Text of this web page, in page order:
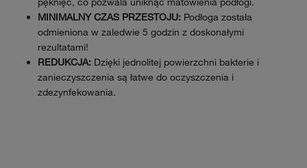
MINIMALNY CZAS PRZESTOJU: Podłoga została
odmieniona w zaledwie 5 godzin z doskonałymi
rezultatami!
REDUKCJA: Dzięki jednolitej powierzchni bakterie i
zanieczyszczenia są łatwe do oczyszczenia i
zdezynfekowania.